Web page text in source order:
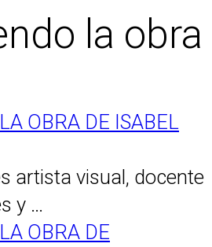
la obra
OBRA DE ISABEL
artista visual, docente
y …
OBRA DE